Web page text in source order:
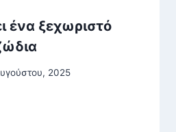
ένα ξεχωριστό
2025